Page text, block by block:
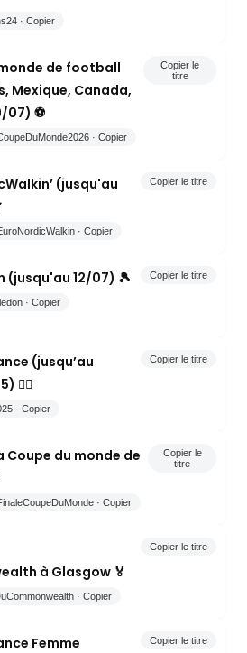
· Copier
de football
Mexique, Canada,
07) ⚽️
· Copier
Copier le
titre
(jusqu'au
· Copier
Copier le titre
(jusqu'au 12/07) 🎾
· Copier
Copier le titre
(jusqu’au
🚴‍♀️
· Copier
Copier le titre
Coupe du monde de
· Copier
Copier le
titre
à Glasgow 🏅
· Copier
Copier le titre
Femme
Copier le titre